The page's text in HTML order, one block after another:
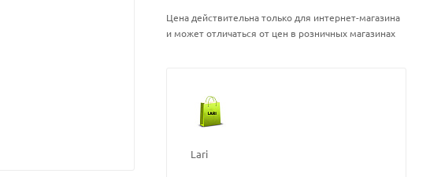
Цена действительна только для интернет-магазина
и может отличаться от цен в розничных магазинах
Lari